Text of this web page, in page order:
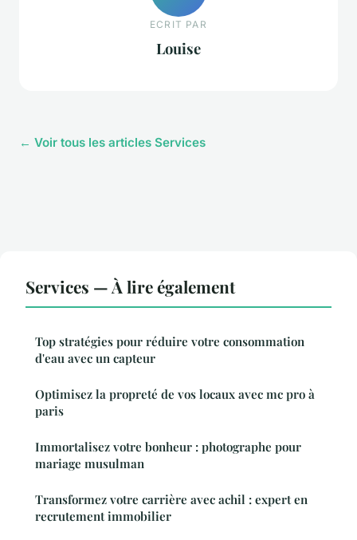
ECRIT PAR
Louise
← Voir tous les articles Services
Services — À lire également
Top stratégies pour réduire votre consommation
d'eau avec un capteur
Optimisez la propreté de vos locaux avec mc pro à
paris
Immortalisez votre bonheur : photographe pour
mariage musulman
Transformez votre carrière avec achil : expert en
recrutement immobilier